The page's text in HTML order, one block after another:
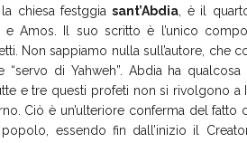
chiesa festggiasant’Abdia , è il
e Amos. Il suo scritto è l’unico
Non sappiamo nulla sull’autore, che
“servo di Yahweh”. Abdia ha
e tre questi profeti non si rivolgono a
Ciò è un’ulteriore conferma del fatto
essendo fin dall’inizio il